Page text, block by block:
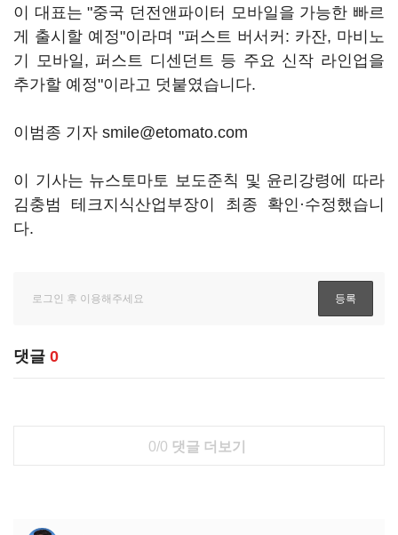
이 대표는 "중국 던전앤파이터 모바일을 가능한 빠르
게 출시할 예정"이라며 "퍼스트 버서커: 카잔, 마비노
기 모바일, 퍼스트 디센던트 등 주요 신작 라인업을
추가할 예정"이라고 덧붙였습니다.
이범종 기자 smile@etomato.com
이 기사는 뉴스토마토 보도준칙 및 윤리강령에 따라
김충범 테크지식산업부장이 최종 확인·수정했습니
다.
댓글 0
0/0 댓글 더보기